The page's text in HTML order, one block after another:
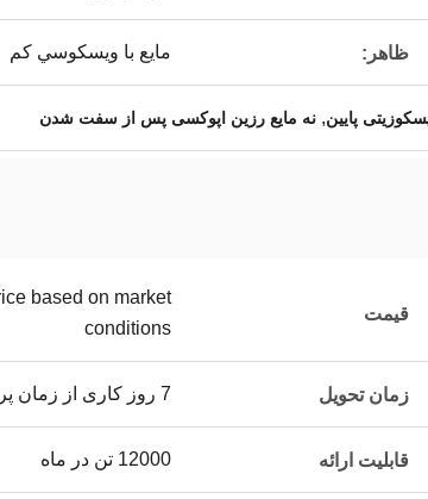
ظاهر: مایع با ويسکوسي کم
پایین, نه مایع رزین اپوکسی پس از سفت شدن
قیمت
based on market
conditions
زمان تحویل 7 روز کاری از زمان پرداخت
قابلیت ارائه 12000 تن در ماه